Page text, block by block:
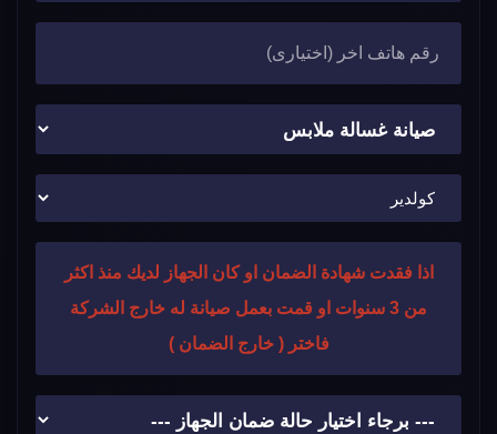
اذا فقدت شهادة الضمان او كان الجهاز لديك منذ اكثر
من 3 سنوات او قمت بعمل صيانة له خارج الشركة
فاختر ( خارج الضمان )